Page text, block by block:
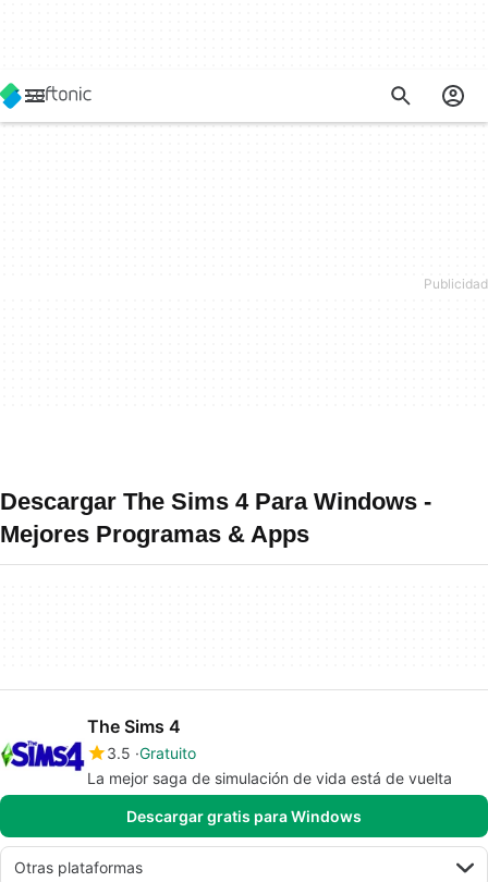
Descargar The Sims 4 Para Windows -
Mejores Programas & Apps
The Sims 4
3.5 Gratuito
La mejor saga de simulación de vida está de vuelta
Descargar gratis para Windows
Otras plataformas